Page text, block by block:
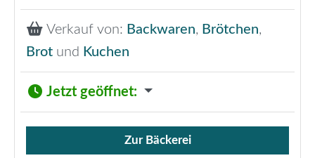
Verkauf von: Backwaren, Brötchen,
Brot und Kuchen
Jetzt geöffnet:
Verkauf von Brötchen,
Zur Bäckerei